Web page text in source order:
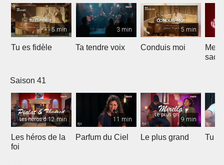
5 min
Tu es fidèle
3 min
Ta tendre voix
5 min
Conduis moi
Saison 41
12 min
Les héros de la
foi
11 min
Parfum du Ciel
9 min
Le plus grand Tu